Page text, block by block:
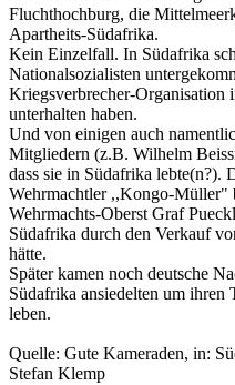
Fluchthochburg, die
Apartheits-Südafrika.
Kein Einzelfall. In Südafrika
Nationalsozialisten
Kriegsverbrecher-Organisation
unterhalten haben.
Und von einigen auch
Mitgliedern (z.B. Wilhelm
dass sie in Südafrika
Wehrmachtler ,,Kongo-Müller"
Wehrmachts-Oberst Graf
Südafrika durch den Verkauf
hätte.
Später kamen noch deutsche
Südafrika ansiedelten um ihren
leben.
Quelle: Gute Kameraden, in:
Stefan Klemp